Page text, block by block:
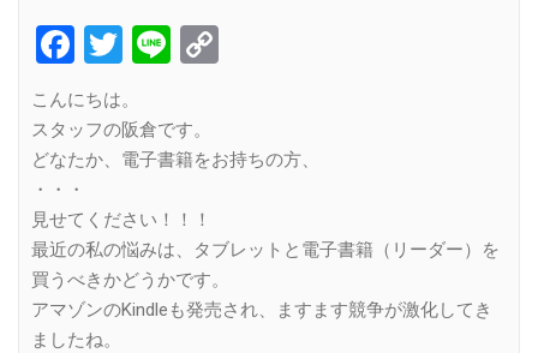
Facebook
Twitter
Line
こんにちは。
スタッフの阪倉です。
どなたか、電子書籍をお持ちの方、
・・・
見せてください！！！
最近の私の悩みは、タブレットと電子書籍（リーダー）を
買うべきかどうかです。
アマゾンのKindleも発売され、ますます競争が激化してき
ましたね。